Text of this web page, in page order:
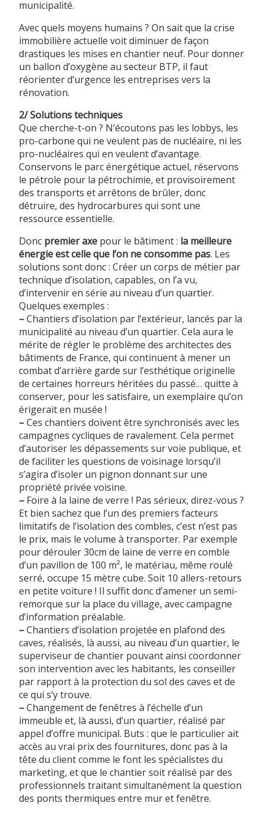
municipalité.
Avec quels moyens humains ? On sait que la crise
immobilière actuelle voit diminuer de façon
drastiques les mises en chantier neuf. Pour donner
un ballon d’oxygène au secteur BTP, il faut
réorienter d’urgence les entreprises vers la
rénovation.
2/ Solutions techniques
Que cherche-t-on ? N’écoutons pas les lobbys, les
pro-carbone qui ne veulent pas de nucléaire, ni les
pro-nucléaires qui en veulent d’avantage.
Conservons le parc énergétique actuel, réservons
le pétrole pour la pétrochimie, et provisoirement
des transports et arrêtons de brûler, donc
détruire, des hydrocarbures qui sont une
ressource essentielle.
Donc premier axe pour le bâtiment : la meilleure
énergie est celle que l’on ne consomme pas. Les
solutions sont donc : Créer un corps de métier par
technique d’isolation, capables, on l’a vu,
d’intervenir en série au niveau d’un quartier.
Quelques exemples :
–Chantiers d’isolation par l’extérieur, lancés par la
municipalité au niveau d’un quartier. Cela aura le
mérite de régler le problème des architectes des
bâtiments de France, qui continuent à mener un
combat d’arrière garde sur l’esthétique originelle
de certaines horreurs héritées du passé… quitte à
conserver, pour les satisfaire, un exemplaire qu’on
érigerait en musée !
–Ces chantiers doivent être synchronisés avec les
campagnes cycliques de ravalement. Cela permet
d’autoriser les dépassements sur voie publique, et
de faciliter les questions de voisinage lorsqu’il
s’agira d’isoler un pignon donnant sur une
propriété privée voisine.
– Foire à la laine de verre ! Pas sérieux, direz-vous ?
Et bien sachez que l’un des premiers facteurs
limitatifs de l’isolation des combles, c’est n’est pas
le prix, mais le volume à transporter. Par exemple
pour dérouler 30cm de laine de verre en comble
d’un pavillon de 100 m², le matériau, même roulé
serré, occupe 15 mètre cube. Soit 10 allers-retours
en petite voiture ! Il suffit donc d’amener un semi-
remorque sur la place du village, avec campagne
d’information préalable.
–Chantiers d’isolation projetée en plafond des
caves, réalisés, là aussi, au niveau d’un quartier, le
superviseur de chantier pouvant ainsi coordonner
son intervention avec les habitants, les conseiller
par rapport à la protection du sol des caves et de
ce qui s’y trouve.
–Changement de fenêtres à l’échelle d’un
immeuble et, là aussi, d’un quartier, réalisé par
appel d’offre municipal. Buts : que le particulier ait
accès au vrai prix des fournitures, donc pas à la
tête du client comme le font les spécialistes du
marketing, et que le chantier soit réalisé par des
professionnels traitant simultanément la question
des ponts thermiques entre mur et fenêtre.